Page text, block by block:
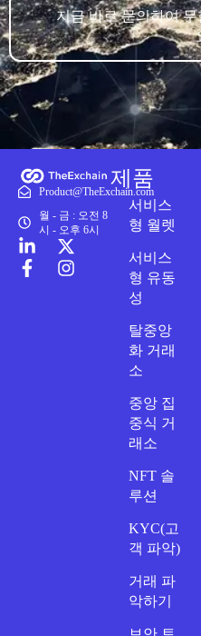
지금 바로 문의하여
Product@TheExchain.com
월 - 금 : 오전 8
시 - 오후 6시
제품
서비스
형 월렛
서비스
형 유동
성
탈중앙
화 거래
소
중앙 집
중식 거
래소
NFT 솔
루션
KYC(고
객 파악)
거래 파
악하기